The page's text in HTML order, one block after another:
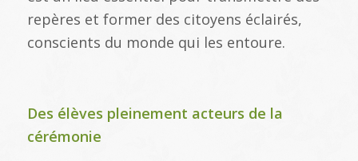
repères et former des citoyens éclairés,
conscients du monde qui les entoure.
Des élèves pleinement acteurs de la
cérémonie